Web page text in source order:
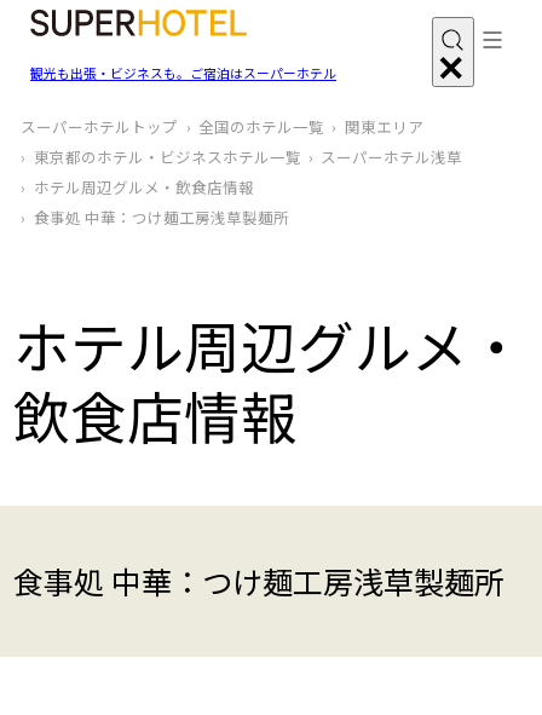
観光も出張・ビジネスも。ご宿泊はスーパーホテル
スーパーホテルトップ 全国のホテル一覧
関東エリア
東京都のホテル・ビジネスホテル一覧
スーパーホテル浅草
ホテル周辺グルメ‧飲食店情報
食事処 中華：つけ麺工房浅草製麺所
ホテル周辺グルメ‧
飲食店情報
食事処 中華：つけ麺工房浅草製麺所